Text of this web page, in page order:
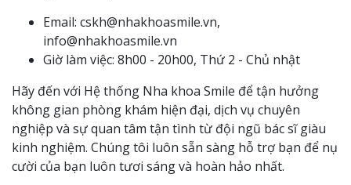
Email: cskh@nhakhoasmile.vn,
info@nhakhoasmile.vn
Giờ làm việc: 8h00 - 20h00, Thứ 2 - Chủ nhật
Hãy đến với Hệ thống Nha khoa Smile để tận hưởng
không gian phòng khám hiện đại, dịch vụ chuyên
nghiệp và sự quan tâm tận tình từ đội ngũ bác sĩ giàu
kinh nghiệm. Chúng tôi luôn sẵn sàng hỗ trợ bạn để nụ
cười của bạn luôn tươi sáng và hoàn hảo nhất.